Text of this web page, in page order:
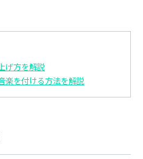
げ方を解説
楽を付ける方法を解説